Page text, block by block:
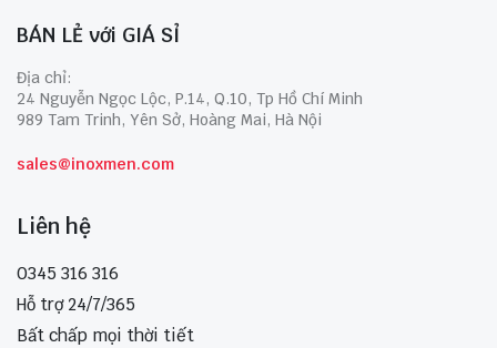
BÁN LẺ với GIÁ SỈ
Địa chỉ:
24 Nguyễn Ngọc Lộc, P.14, Q.10, Tp Hồ Chí Minh
989 Tam Trinh, Yên Sở, Hoàng Mai, Hà Nội
sales@inoxmen.com
Liên hệ
0345 316 316
Hỗ trợ 24/7/365
Bất chấp mọi thời tiết